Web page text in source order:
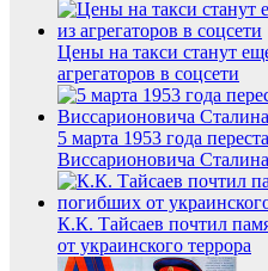
Цены на такси станут
агрегаторов в соцсети
5 марта 1953 года
Виссарионовича Сталина
К.К. Тайсаев почтил
от украинского террора